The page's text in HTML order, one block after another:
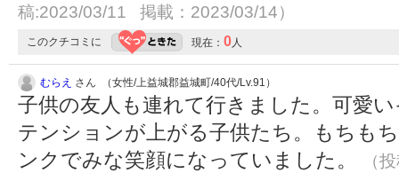
稿:2023/03/11 掲載：2023/03/14）
このクチコミに 現在： 0人
むらえ さん （女性/上益城郡益城町/40代/Lv.91）
子供の友人も連れて行きました。可愛
テンションが上がる子供たち。もちも
ンクでみな笑顔になっていました。
（